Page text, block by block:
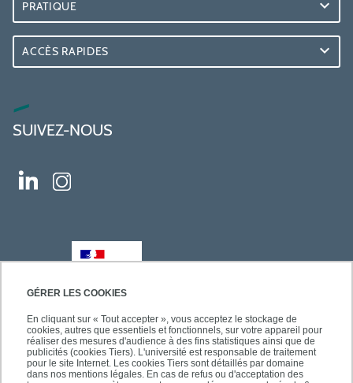
GÉRER LES COOKIES
En cliquant sur « Tout accepter », vous acceptez le stockage de
cookies, autres que essentiels et fonctionnels, sur votre appareil pour
réaliser des mesures d'audience à des fins statistiques ainsi que de
publicités (cookies Tiers). L'université est responsable de traitement
pour le site Internet. Les cookies Tiers sont détaillés par domaine
dans nos mentions légales. En cas de refus ou d'acceptation des
PRATIQUE
ACCÈS RAPIDES
SUIVEZ-NOUS